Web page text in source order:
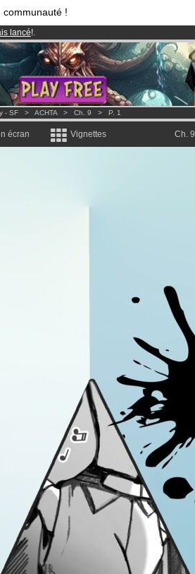
communauté !
lancé!.
& Mangas!
3.95 eurospar mois !Clique ici pour t'abonner
- SF > ACHTA > Ch. 9 > P. 1
écran Vignettes Ch. 9